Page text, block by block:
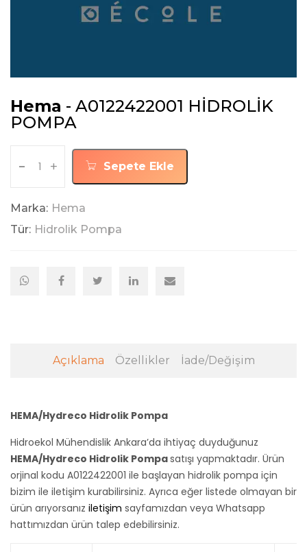
Hema - A0122422001 HİDROLİK
POMPA
- + Sepete Ekle
Marka: Hema
Tür: Hidrolik Pompa
Açıklama Özellikler İade/Değişim
HEMA/Hydreco Hidrolik Pompa
Hidroekol Mühendislik Ankara’da ihtiyaç duyduğunuz
HEMA/Hydreco Hidrolik Pompasatışı yapmaktadır. Ürün
orjinal kodu A0122422001 ile başlayan hidrolik pompa için
bizim ile iletişim kurabilirsiniz. Ayrıca eğer listede olmayan bir
ürün arıyorsanız iletişim sayfamızdan veya Whatsapp
hattımızdan ürün talep edebilirsiniz.